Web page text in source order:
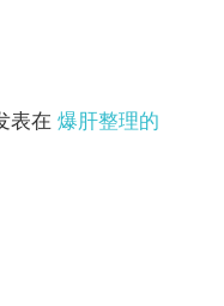
表在爆肝整理的